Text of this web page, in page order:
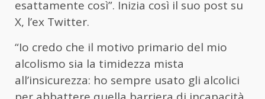
esattamente così”. Inizia così il suo post su
X, l’ex Twitter.
“Io credo che il motivo primario del mio
alcolismo sia la timidezza mista
all’insicurezza: ho sempre usato gli alcolici